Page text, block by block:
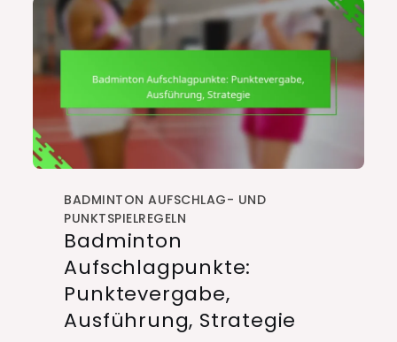
BADMINTON AUFSCHLAG- UND
PUNKTSPIELREGELN
Badminton
Aufschlagpunkte:
Punktevergabe,
Ausführung, Strategie